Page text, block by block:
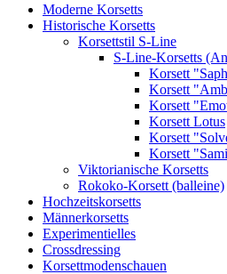
Moderne Korsetts
Historische Korsetts
Korsettstil S-Line
S-Line-Korsetts
Korsett
Korsett
Korsett
Korsett Lotus
Korsett
Korsett
Viktorianische Korsetts
Rokoko-Korsett (balleine)
Hochzeitskorsetts
Männerkorsetts
Experimentielles
Crossdressing
Korsettmodenschauen